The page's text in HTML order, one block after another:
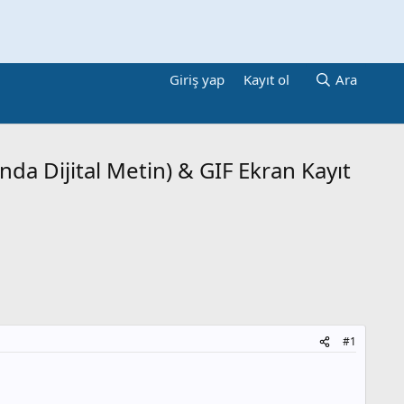
Giriş yap Kayıt ol Ara
Dijital Metin) & GIF Ekran Kayıt
#1